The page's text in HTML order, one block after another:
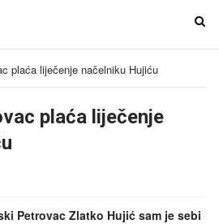
T
g
plaća liječenje načelniku Hujiću
plaća liječenje
Petrovac Zlatko Hujić sam je sebi